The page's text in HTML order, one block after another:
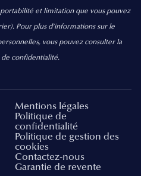
et limitation que vous pouvez
Pour plus d’informations sur le
vous pouvez consulter la
confidentialité.
Mentions légales
Politique de
confidentialité
Politique de gestion des
cookies
Contactez-nous
Garantie de revente